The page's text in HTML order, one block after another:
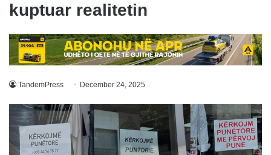
kuptuar realitetin
TandemPress December 24, 2025